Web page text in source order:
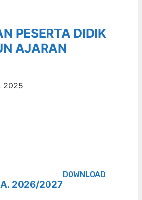
PESERTA DIDIK
AJARAN
2025
2026/2027
DOWNLOAD